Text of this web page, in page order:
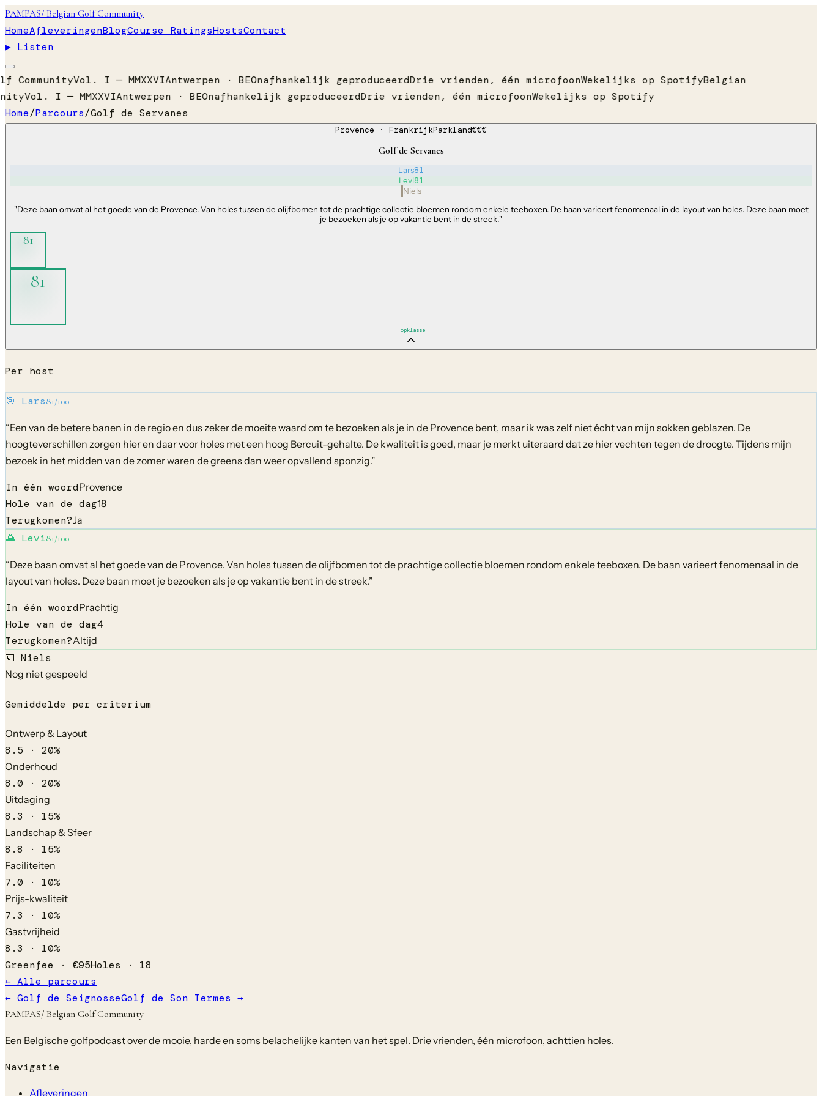
PAMPAS/ Belgian Golf Community
HomeAfleveringenBlogCourse RatingsHostsContact
▶ Listen
CommunityVol. I — MMXXVIAntwerpen · BEOnafhankelijk geproduceerdDrie vrienden, één microfoonWekelijks op SpotifyBelgian
Vol. I — MMXXVIAntwerpen · BEOnafhankelijk geproduceerdDrie vrienden, één microfoonWekelijks op Spotify
Home/Parcours/Golf de Servanes
Provence · FrankrijkParkland€€€
Golf de Servanes
Lars81
Levi81
Niels
"Deze baan omvat al het goede van de Provence. Van holes tussen de olijfbomen tot de prachtige collectie bloemen rondom enkele teeboxen. De baan varieert fenomenaal in de layout van holes. Deze baan moet
je bezoeken als je op vakantie bent in de streek."
81
81
Topklasse
Per host
🎯 Lars81/100
“Een van de betere banen in de regio en dus zeker de moeite waard om te bezoeken als je in de Provence bent, maar ik was zelf niet écht van mijn sokken geblazen. De
hoogteverschillen zorgen hier en daar voor holes met een hoog Bercuit-gehalte. De kwaliteit is goed, maar je merkt uiteraard dat ze hier vechten tegen de droogte. Tijdens mijn
bezoek in het midden van de zomer waren de greens dan weer opvallend sponzig.”
In één woordProvence
Hole van de dag18
Terugkomen?Ja
🌄 Levi81/100
“Deze baan omvat al het goede van de Provence. Van holes tussen de olijfbomen tot de prachtige collectie bloemen rondom enkele teeboxen. De baan varieert fenomenaal in de
layout van holes. Deze baan moet je bezoeken als je op vakantie bent in de streek.”
In één woordPrachtig
Hole van de dag4
Terugkomen?Altijd
💶 Niels
Nog niet gespeeld
Gemiddelde per criterium
Ontwerp & Layout
8.5 · 20%
Onderhoud
8.0 · 20%
Uitdaging
8.3 · 15%
Landschap & Sfeer
8.8 · 15%
Faciliteiten
7.0 · 10%
Prijs-kwaliteit
7.3 · 10%
Gastvrijheid
8.3 · 10%
Greenfee · €95Holes · 18
← Alle parcours
← Golf de SeignosseGolf de Son Termes →
PAMPAS/ Belgian Golf Community
Een Belgische golfpodcast over de mooie, harde en soms belachelijke kanten van het spel. Drie vrienden, één microfoon, achttien holes.
Navigatie
Afleveringen